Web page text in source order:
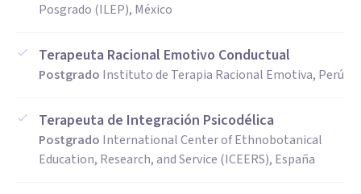
Posgrado (ILEP), México
Terapeuta Racional Emotivo Conductual
Postgrado Instituto de Terapia Racional Emotiva, Perú
Terapeuta de Integración Psicodélica
Postgrado International Center of Ethnobotanical
Education, Research, and Service (ICEERS), España